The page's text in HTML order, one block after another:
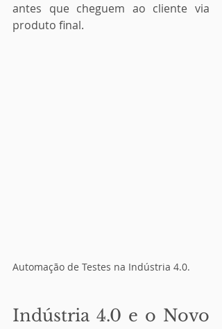
antes que cheguem ao cliente via
produto final.
Automação de Testes na Indústria 4.0.
Indústria 4.0 e o Novo